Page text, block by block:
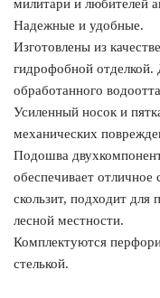
милитари и любителей
Надежные и удобные.
Изготовлены из
гидрофобной отделкой.
обработанного
Усиленный носок и
механических
Подошва
обеспечивает отличное
скользит, подходит для
лесной местности.
Комплектуются
стелькой.